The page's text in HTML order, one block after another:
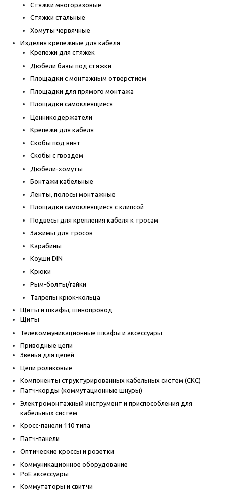
Стяжки многоразовые
Стяжки стальные
Хомуты червячные
Изделия крепежные для кабеля
Крепежи для стяжек
Дюбели базы под стяжки
Площадки с монтажным отверстием
Площадки для прямого монтажа
Площадки самоклеящиеся
Ценникодержатели
Крепежи для кабеля
Скобы под винт
Скобы с гвоздем
Дюбели-хомуты
Бонтажи кабельные
Ленты, полосы монтажные
Площадки самоклеящиеся с клипсой
Подвесы для крепления кабеля к тросам
Зажимы для тросов
Карабины
Коуши DIN
Крюки
Рым-болты/гайки
Талрепы крюк-кольца
Щиты и шкафы, шинопровод
Щиты
Телекоммуникационные шкафы и аксессуары
Приводные цепи
Звенья для цепей
Цепи роликовые
Компоненты структурированных кабельных систем (СКС)
Патч-корды (коммутационные шнуры)
Электромонтажный инструмент и приспособления для
кабельных систем
Кросс-панели 110 типа
Патч-панели
Оптические кроссы и розетки
Коммуникационное оборудование
PoE аксессуары
Коммутаторы и свитчи